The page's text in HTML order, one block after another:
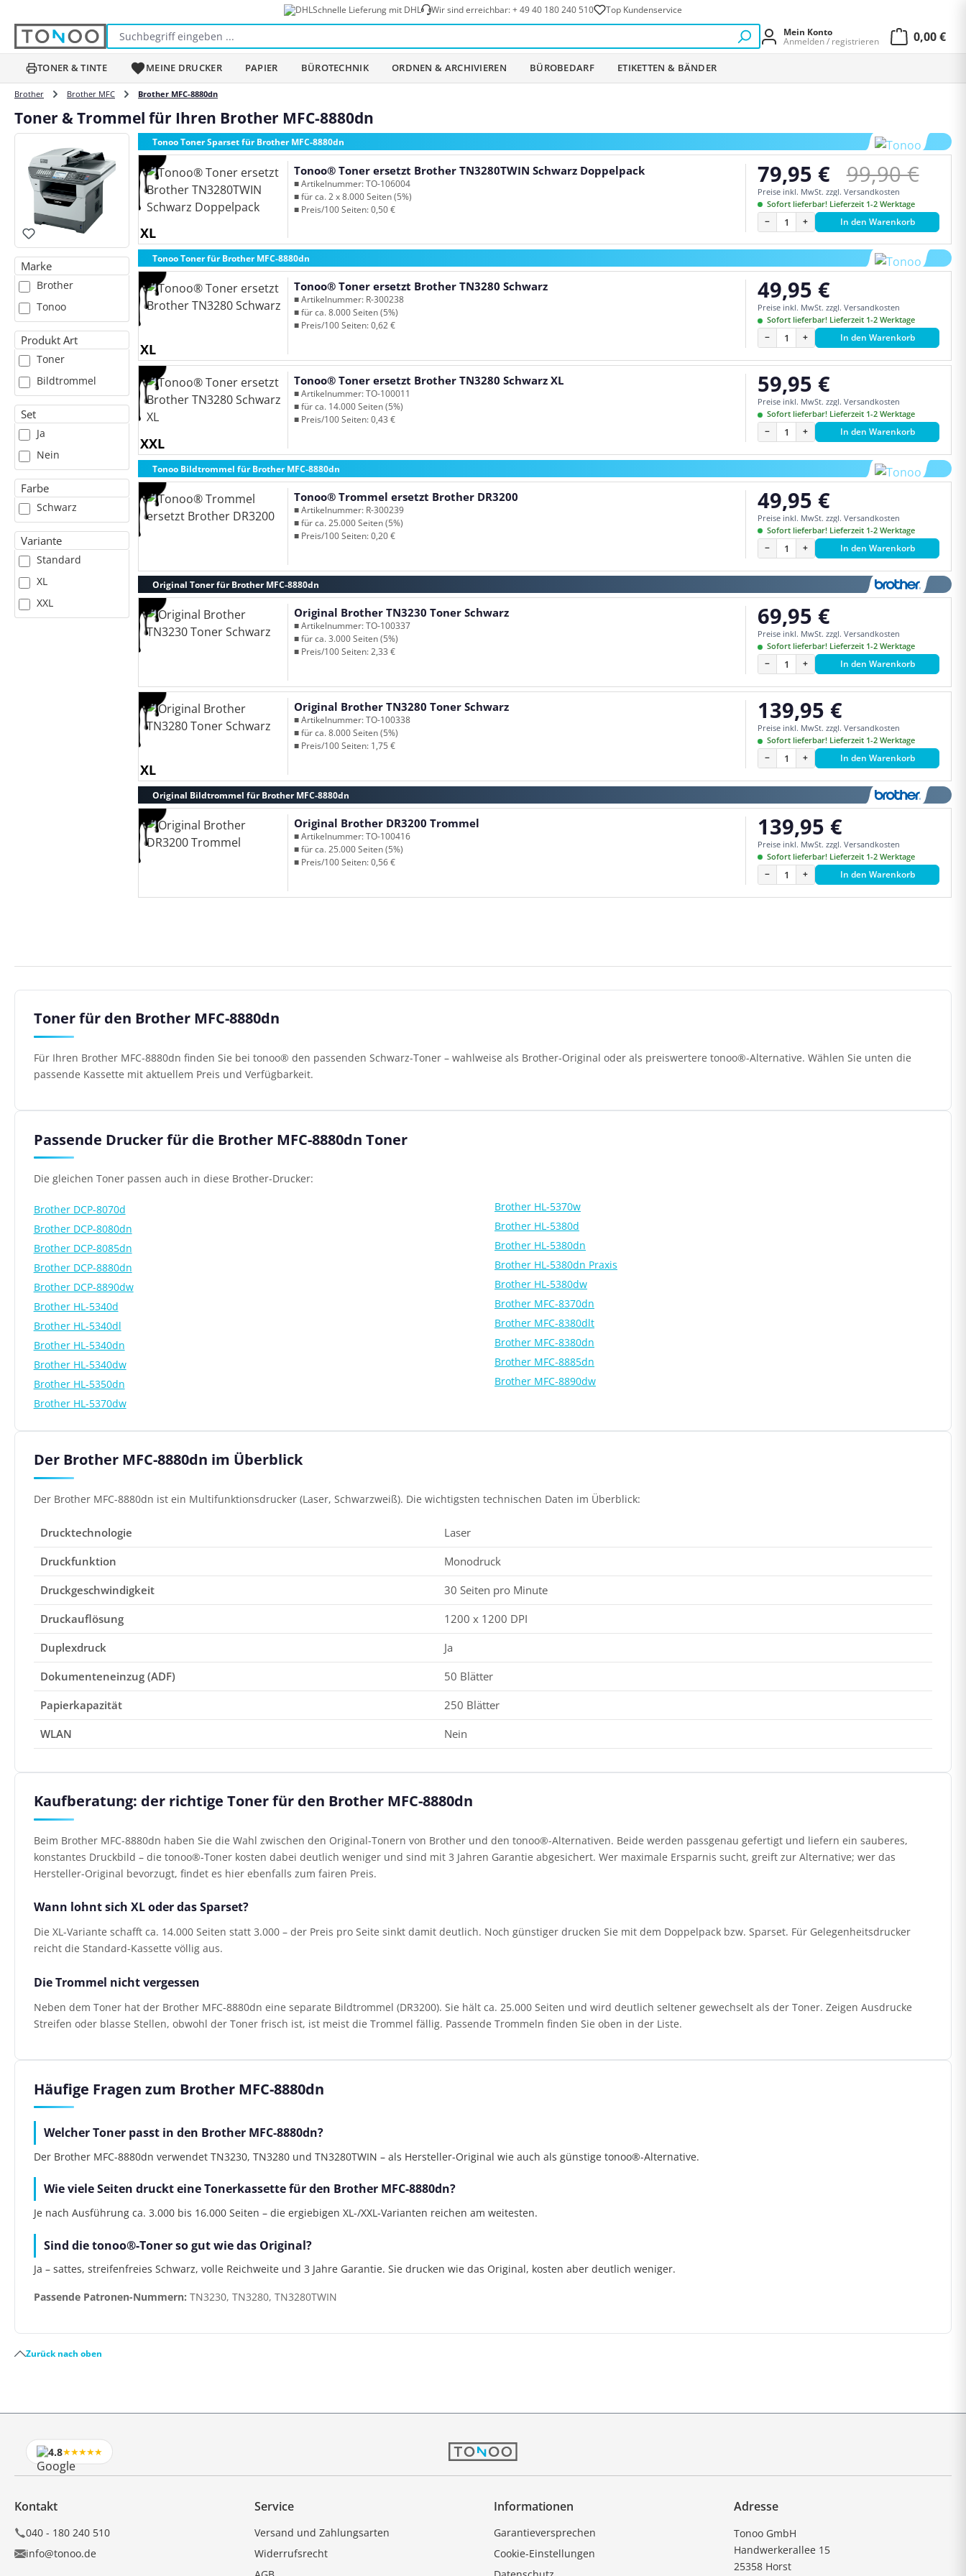
Schnelle Lieferung mit DHL Wir sind erreichbar:+ 49 40 180 240 510 Top Kundenservice
Mein Konto
Anmelden / registrieren
0,00 €
TONER & TINTE MEINE DRUCKER PAPIER BÜROTECHNIK ORDNEN & ARCHIVIEREN BÜROBEDARF ETIKETTEN & BÄNDER
Brother Brother MFC Brother MFC-8880dn
Toner & Trommel für Ihren Brother MFC-8880dn
Marke
Brother
Tonoo
Produkt Art
Toner
Bildtrommel
Set
Ja
Nein
Farbe
Schwarz
Variante
Standard
XL
XXL
Tonoo Toner Sparset für Brother MFC-8880dn
XL
Tonoo® Toner ersetzt Brother TN3280TWIN Schwarz Doppelpack
■ Artikelnummer: TO-106004
■ für ca. 2 x 8.000 Seiten (5%)
■ Preis/100 Seiten: 0,50 €
Verkaufspreis:
79,95 € Regulärer
99,90 €
Preise inkl. MwSt. zzgl. Versandkosten
Sofort lieferbar! Lieferzeit 1-2 Werktage
− + In den Warenkorb
Tonoo Toner für Brother MFC-8880dn
XL
Tonoo® Toner ersetzt Brother TN3280 Schwarz
■ Artikelnummer: R-300238
■ für ca. 8.000 Seiten (5%)
■ Preis/100 Seiten: 0,62 €
Regulärer Preis:
49,95 €
Preise inkl. MwSt. zzgl. Versandkosten
Sofort lieferbar! Lieferzeit 1-2 Werktage
− + In den Warenkorb
XXL
Tonoo® Toner ersetzt Brother TN3280 Schwarz XL
■ Artikelnummer: TO-100011
■ für ca. 14.000 Seiten (5%)
■ Preis/100 Seiten: 0,43 €
Regulärer Preis:
59,95 €
Preise inkl. MwSt. zzgl. Versandkosten
Sofort lieferbar! Lieferzeit 1-2 Werktage
− + In den Warenkorb
Tonoo Bildtrommel für Brother MFC-8880dn
Tonoo® Trommel ersetzt Brother DR3200
■ Artikelnummer: R-300239
■ für ca. 25.000 Seiten (5%)
■ Preis/100 Seiten: 0,20 €
Regulärer Preis:
49,95 €
Preise inkl. MwSt. zzgl. Versandkosten
Sofort lieferbar! Lieferzeit 1-2 Werktage
− + In den Warenkorb
Original Toner für Brother MFC-8880dn
Original Brother TN3230 Toner Schwarz
■ Artikelnummer: TO-100337
■ für ca. 3.000 Seiten (5%)
■ Preis/100 Seiten: 2,33 €
Regulärer Preis:
69,95 €
Preise inkl. MwSt. zzgl. Versandkosten
Sofort lieferbar! Lieferzeit 1-2 Werktage
− + In den Warenkorb
XL
Original Brother TN3280 Toner Schwarz
■ Artikelnummer: TO-100338
■ für ca. 8.000 Seiten (5%)
■ Preis/100 Seiten: 1,75 €
Regulärer Preis:
139,95 €
Preise inkl. MwSt. zzgl. Versandkosten
Sofort lieferbar! Lieferzeit 1-2 Werktage
− + In den Warenkorb
Original Bildtrommel für Brother MFC-8880dn
Original Brother DR3200 Trommel
■ Artikelnummer: TO-100416
■ für ca. 25.000 Seiten (5%)
■ Preis/100 Seiten: 0,56 €
Regulärer Preis:
139,95 €
Preise inkl. MwSt. zzgl. Versandkosten
Sofort lieferbar! Lieferzeit 1-2 Werktage
− + In den Warenkorb
Toner für den Brother MFC-8880dn
Für Ihren Brother MFC-8880dn finden Sie bei tonoo® den passenden Schwarz-Toner – wahlweise als Brother-Original oder als preiswertere tonoo®-Alternative. Wählen Sie unten die
passende Kassette mit aktuellem Preis und Verfügbarkeit.
Passende Drucker für die Brother MFC-8880dn Toner
Die gleichen Toner passen auch in diese Brother-Drucker:
Brother DCP-8070d
Brother DCP-8080dn
Brother DCP-8085dn
Brother DCP-8880dn
Brother DCP-8890dw
Brother HL-5340d
Brother HL-5340dl
Brother HL-5340dn
Brother HL-5340dw
Brother HL-5350dn
Brother HL-5370dw
Brother HL-5370w
Brother HL-5380d
Brother HL-5380dn
Brother HL-5380dn Praxis
Brother HL-5380dw
Brother MFC-8370dn
Brother MFC-8380dlt
Brother MFC-8380dn
Brother MFC-8885dn
Brother MFC-8890dw
Der Brother MFC-8880dn im Überblick
Der Brother MFC-8880dn ist ein Multifunktionsdrucker (Laser, Schwarzweiß). Die wichtigsten technischen Daten im Überblick:
Drucktechnologie
Laser
Druckfunktion
Monodruck
Druckgeschwindigkeit
30 Seiten pro Minute
Druckauflösung
1200 x 1200 DPI
Duplexdruck
Ja
Dokumenteneinzug (ADF)
50 Blätter
Papierkapazität
250 Blätter
WLAN
Nein
Kaufberatung: der richtige Toner für den Brother MFC-8880dn
Beim Brother MFC-8880dn haben Sie die Wahl zwischen den Original-Tonern von Brother und den tonoo®-Alternativen. Beide werden passgenau gefertigt und liefern ein sauberes,
konstantes Druckbild – die tonoo®-Toner kosten dabei deutlich weniger und sind mit 3 Jahren Garantie abgesichert. Wer maximale Ersparnis sucht, greift zur Alternative; wer das
Hersteller-Original bevorzugt, findet es hier ebenfalls zum fairen Preis.
Wann lohnt sich XL oder das Sparset?
Die XL-Variante schafft ca. 14.000 Seiten statt 3.000 – der Preis pro Seite sinkt damit deutlich. Noch günstiger drucken Sie mit dem Doppelpack bzw. Sparset. Für Gelegenheitsdrucker
reicht die Standard-Kassette völlig aus.
Die Trommel nicht vergessen
Neben dem Toner hat der Brother MFC-8880dn eine separate Bildtrommel (DR3200). Sie hält ca. 25.000 Seiten und wird deutlich seltener gewechselt als der Toner. Zeigen Ausdrucke
Streifen oder blasse Stellen, obwohl der Toner frisch ist, ist meist die Trommel fällig. Passende Trommeln finden Sie oben in der Liste.
Häufige Fragen zum Brother MFC-8880dn
Welcher Toner passt in den Brother MFC-8880dn?
Der Brother MFC-8880dn verwendet TN3230, TN3280 und TN3280TWIN – als Hersteller-Original wie auch als günstige tonoo®-Alternative.
Wie viele Seiten druckt eine Tonerkassette für den Brother MFC-8880dn?
Je nach Ausführung ca. 3.000 bis 16.000 Seiten – die ergiebigen XL-/XXL-Varianten reichen am weitesten.
Sind die tonoo®-Toner so gut wie das Original?
Ja – sattes, streifenfreies Schwarz, volle Reichweite und 3 Jahre Garantie. Sie drucken wie das Original, kosten aber deutlich weniger.
Passende Patronen-Nummern: TN3230, TN3280, TN3280TWIN
Zurück nach oben
4.8★★★★★
Kontakt
040 - 180 240 510
info@tonoo.de
Service
Versand und Zahlungsarten
Widerrufsrecht
Informationen
Garantieversprechen
Cookie-Einstellungen
Adresse
Tonoo GmbH
Handwerkerallee 15
25358 Horst